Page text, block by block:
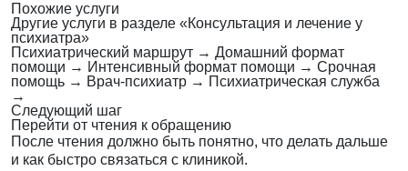
Похожие услуги
Другие услуги в разделе «Консультация и лечение у
психиатра»
Психиатрический маршрут → Домашний формат
помощи → Интенсивный формат помощи → Срочная
помощь → Врач-психиатр → Психиатрическая служба
→
Следующий шаг
Перейти от чтения к обращению
После чтения должно быть понятно, что делать дальше
и как быстро связаться с клиникой.